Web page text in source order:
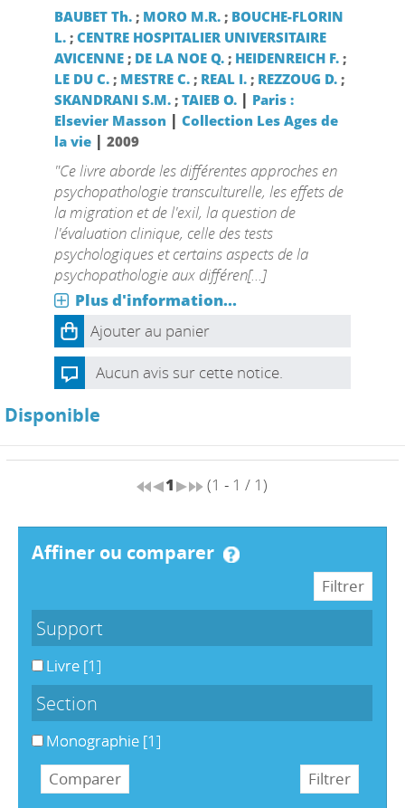
BAUBET Th.; MORO M.R.; BOUCHE-FLORIN
L.; CENTRE HOSPITALIER UNIVERSITAIRE
AVICENNE; DE LA NOE Q.; HEIDENREICH F.;
LE DU C.; MESTRE C.; REAL I.; REZZOUG D.;
SKANDRANI S.M.; TAIEB O. | Paris :
Elsevier Masson | Collection Les Ages de
la vie| 2009
"Ce livre aborde les différentes approches en
psychopathologie transculturelle, les effets de
la migration et de l'exil, la question de
l'évaluation clinique, celle des tests
psychologiques et certains aspects de la
psychopathologie aux différen[...]
Plus d'information...
Ajouter au panier
Aucun avis sur cette notice.
Disponible
1 (1 - 1 / 1)
affiner ou comparer
Support
Livre [1]
Section
Monographie [1]